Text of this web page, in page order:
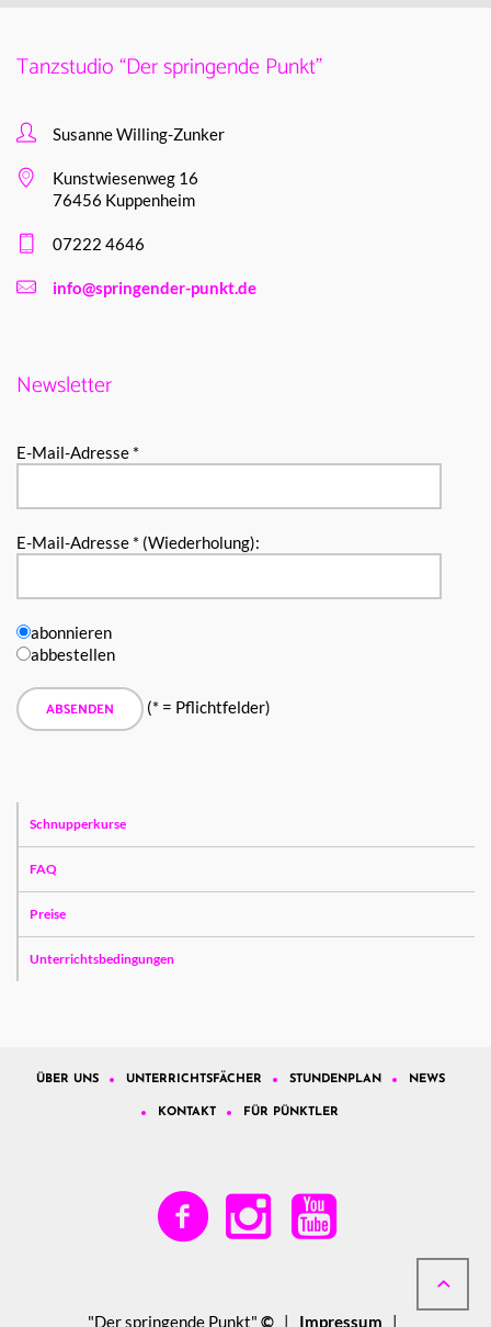
Tanzstudio “Der springende Punkt”
Susanne Willing-Zunker
Kunstwiesenweg 16
76456 Kuppenheim
07222 4646
info@springender-punkt.de
Newsletter
E-Mail-Adresse *
E-Mail-Adresse * (Wiederholung):
abonnieren
abbestellen
(* = Pflichtfelder)
Schnupperkurse
FAQ
Preise
Unterrichtsbedingungen
ÜBER UNS UNTERRICHTSFÄCHER STUNDENPLAN NEWS
KONTAKT FÜR PÜNKTLER
"Der springende Punkt" © | Impressum |